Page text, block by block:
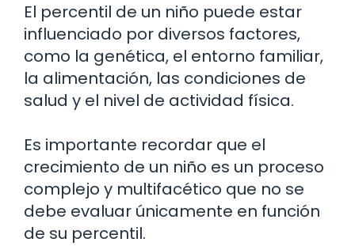
El percentil de un niño puede estar
influenciado por diversos factores,
como la genética, el entorno familiar,
la alimentación, las condiciones de
salud y el nivel de actividad física.
Es importante recordar que el
crecimiento de un niño es un proceso
complejo y multifacético que no se
debe evaluar únicamente en función
de su percentil.